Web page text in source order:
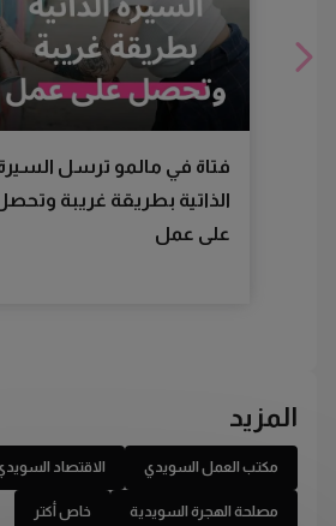
فتاة في مالمو ترسل
الذاتية بطريقة غريبة
على عمل
المزيد
مكتب العمل السويدي الاقتصاد
مصلحة الهجرة السويدية خاص أكتر